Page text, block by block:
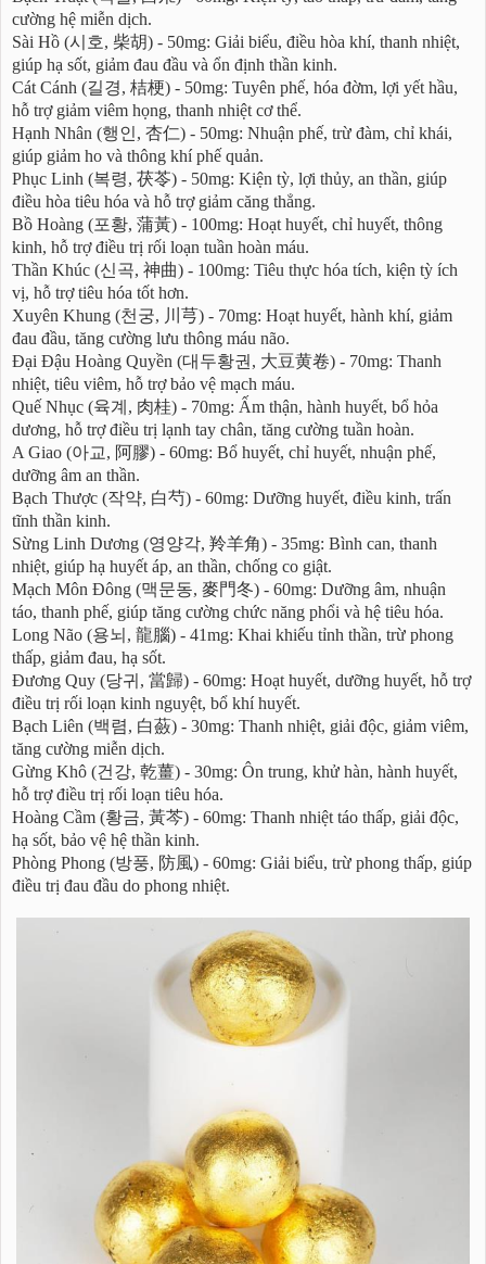
cường hệ miễn dịch.
Sài Hồ (시호, 柴胡) - 50mg: Giải biểu, điều hòa khí, thanh nhiệt,
giúp hạ sốt, giảm đau đầu và ổn định thần kinh.
Cát Cánh (길경, 桔梗) - 50mg: Tuyên phế, hóa đờm, lợi yết hầu,
hỗ trợ giảm viêm họng, thanh nhiệt cơ thể.
Hạnh Nhân (행인, 杏仁) - 50mg: Nhuận phế, trừ đàm, chỉ khái,
giúp giảm ho và thông khí phế quản.
Phục Linh (복령, 茯苓) - 50mg: Kiện tỳ, lợi thủy, an thần, giúp
điều hòa tiêu hóa và hỗ trợ giảm căng thẳng.
Bồ Hoàng (포황, 蒲黃) - 100mg: Hoạt huyết, chỉ huyết, thông
kinh, hỗ trợ điều trị rối loạn tuần hoàn máu.
Thần Khúc (신곡, 神曲) - 100mg: Tiêu thực hóa tích, kiện tỳ ích
vị, hỗ trợ tiêu hóa tốt hơn.
Xuyên Khung (천궁, 川芎) - 70mg: Hoạt huyết, hành khí, giảm
đau đầu, tăng cường lưu thông máu não.
Đại Đậu Hoàng Quyền (대두황권, 大豆黄卷) - 70mg: Thanh
nhiệt, tiêu viêm, hỗ trợ bảo vệ mạch máu.
Quế Nhục (육계, 肉桂) - 70mg: Ấm thận, hành huyết, bổ hỏa
dương, hỗ trợ điều trị lạnh tay chân, tăng cường tuần hoàn.
A Giao (아교, 阿膠) - 60mg: Bổ huyết, chỉ huyết, nhuận phế,
dưỡng âm an thần.
Bạch Thược (작약, 白芍) - 60mg: Dưỡng huyết, điều kinh, trấn
tĩnh thần kinh.
Sừng Linh Dương (영양각, 羚羊角) - 35mg: Bình can, thanh
nhiệt, giúp hạ huyết áp, an thần, chống co giật.
Mạch Môn Đông (맥문동, 麥門冬) - 60mg: Dưỡng âm, nhuận
táo, thanh phế, giúp tăng cường chức năng phổi và hệ tiêu hóa.
Long Não (용뇌, 龍腦) - 41mg: Khai khiếu tỉnh thần, trừ phong
thấp, giảm đau, hạ sốt.
Đương Quy (당귀, 當歸) - 60mg: Hoạt huyết, dưỡng huyết, hỗ trợ
điều trị rối loạn kinh nguyệt, bổ khí huyết.
Bạch Liên (백렴, 白蘞) - 30mg: Thanh nhiệt, giải độc, giảm viêm,
tăng cường miễn dịch.
Gừng Khô (건강, 乾薑) - 30mg: Ôn trung, khử hàn, hành huyết,
hỗ trợ điều trị rối loạn tiêu hóa.
Hoàng Cầm (황금, 黃芩) - 60mg: Thanh nhiệt táo thấp, giải độc,
hạ sốt, bảo vệ hệ thần kinh.
Phòng Phong (방풍, 防風) - 60mg: Giải biểu, trừ phong thấp, giúp
điều trị đau đầu do phong nhiệt.